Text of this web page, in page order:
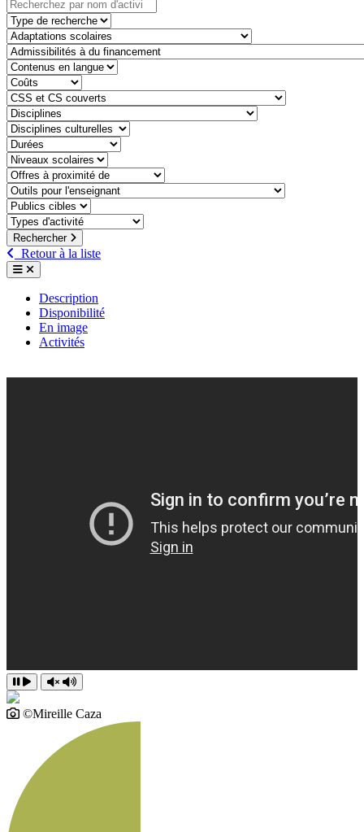
Type de recherche
adaptation-scolaire
admissibilite-a-du-financement
contenu-en-langue
cout
css-et-cs-couvert
discipline
discipline-culturelle
duree
niveaux-scolaires
offre-a-proximite-de
outil-pour-lenseignant
public-cible
type-dactivite
Rechercher
Retour à la liste
Description
Disponibilité
En image
Activités
©Mireille Caza